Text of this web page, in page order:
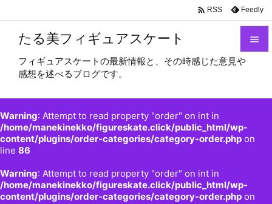
たる美フィギュアスケート
フィギュアスケートの最新情報と、その時感じた意見や
感想を述べるブログです。
Warning: Attempt to read property "order" on int in
/home/manekinekko/figureskate.click/public_html/wp-
content/plugins/order-categories/category-order.php on
line 86
Warning: Attempt to read property "order" on int in
/home/manekinekko/figureskate.click/public_html/wp-
content/plugins/order-categories/category-order.php on


前へ

 RSS Feedly